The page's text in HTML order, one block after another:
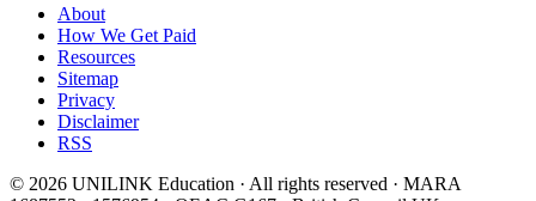
para que evites riesgos al elegir universidad y al
planificar tu migración.
About
How We Get Paid
Resources
Sitemap
Privacy
Disclaimer
RSS
© 2026 UNILINK Education · All rights reserved · MARA